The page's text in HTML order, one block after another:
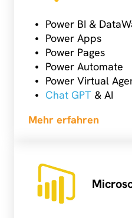
Power BI &
Power Apps
Power Pages
Power Automate
Power Virtual
Chat GPT & AI
Mehr erfahren